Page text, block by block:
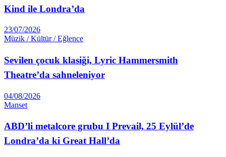
Kind ile Londra’da
23/07/2026
Müzik / Kültür / Eğlence
Sevilen çocuk klasiği, Lyric Hammersmith
Theatre’da sahneleniyor
04/08/2026
Manset
ABD’li metalcore grubu I Prevail, 25 Eylül’de
Londra’da ki Great Hall’da